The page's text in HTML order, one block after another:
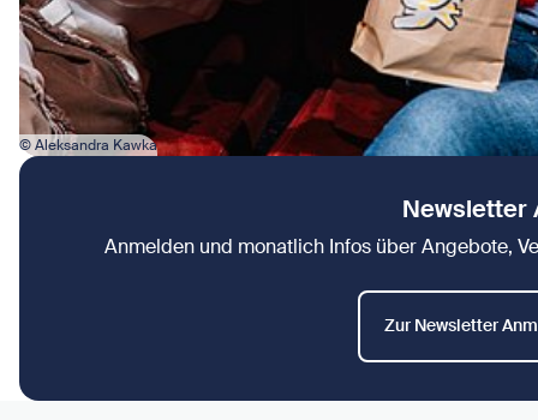
© Aleksandra Kawka
Newsletter
Anmelden und monatlich Infos über Angebote,
Zur Newsletter